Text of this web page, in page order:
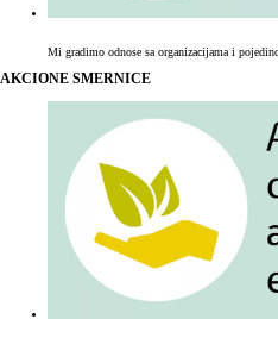
Mi gradimo odnose sa organizacijama i
AKCIONE SMERNICE